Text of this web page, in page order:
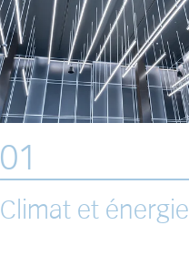
01
Climat et énergie